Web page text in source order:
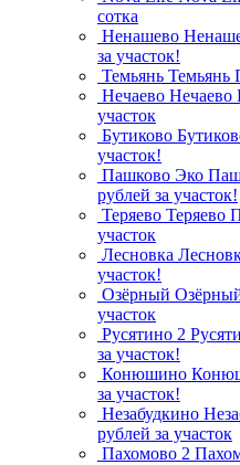
сотка
Ненашево
за участок!
Темьянь Темьянь
Нечаево Нечаево
участок
Бутиково
участок!
Пашково Эко
рублей за участок!
Теряево Теряево
участок
Лесновка
участок!
Озёрный
участок
Русятино 2
за участок!
Конюшино
за участок!
Незабудкино
рублей за участок
Пахомово 2